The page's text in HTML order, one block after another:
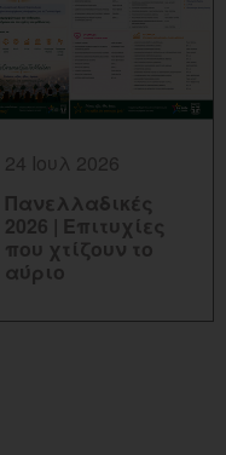
24 Ιουλ 2026
Πανελλαδικές
2026 | Επιτυχίες
που χτίζουν το
αύριο